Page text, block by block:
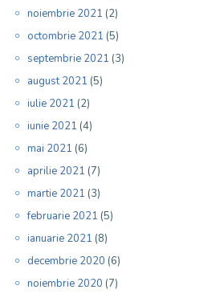
noiembrie 2021 (2)
octombrie 2021 (5)
septembrie 2021 (3)
august 2021 (5)
iulie 2021 (2)
iunie 2021 (4)
mai 2021 (6)
aprilie 2021 (7)
martie 2021 (3)
februarie 2021 (5)
ianuarie 2021 (8)
decembrie 2020 (6)
noiembrie 2020 (7)